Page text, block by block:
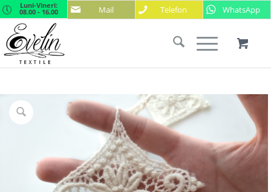
Mail Telefon WhatsApp
Luni-Vineri:
08.00 - 16.00